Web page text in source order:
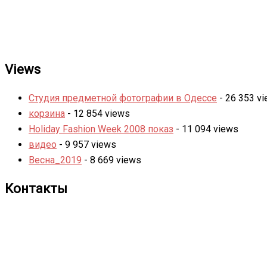
Views
Студия предметной фотографии в Одессе - 26 353
корзина - 12 854 views
Holiday Fashion Week 2008 показ - 11 094 views
видео - 9 957 views
Весна_2019 - 8 669 views
Контакты